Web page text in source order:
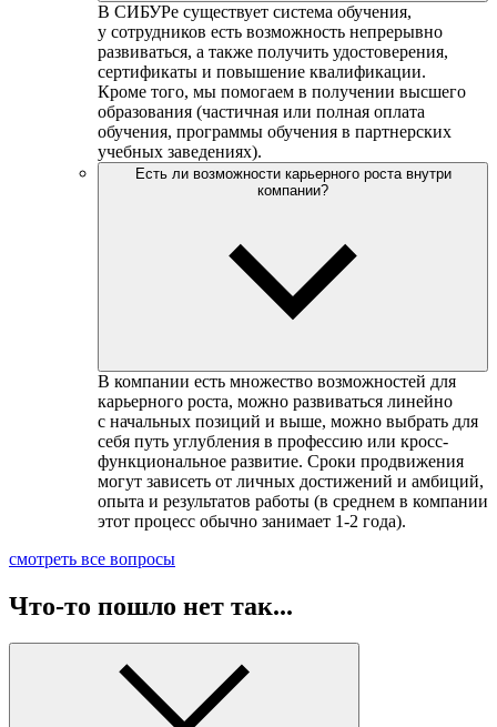
В СИБУРе существует система обучения,
у сотрудников есть возможность непрерывно
развиваться, а также получить удостоверения,
сертификаты и повышение квалификации.
Кроме того, мы помогаем в получении высшего
образования (частичная или полная оплата
обучения, программы обучения в партнерских
учебных заведениях).
Есть ли возможности карьерного роста внутри
компании?
В компании есть множество возможностей для
карьерного роста, можно развиваться линейно
с начальных позиций и выше, можно выбрать для
себя путь углубления в профессию или кросс-
функциональное развитие. Сроки продвижения
могут зависеть от личных достижений и амбиций,
опыта и результатов работы (в среднем в компании
этот процесс обычно занимает 1-2 года).
смотреть все вопросы
Что-то пошло нет так...